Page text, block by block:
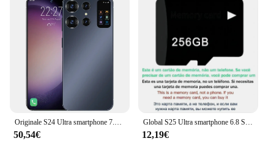
Originale S24 Ultra smartphone 7.0HD schermo 16G + 1T 7000Mah Android13 cellulare Dual Sim Face sbloccato 5G cellulare NFC
50,54€
Global S25 Ultra smartphone 6.8 Schermo HD 16G + 1T 6800mAh Android14 Celulare 5G Dual Sim Face Sbloccato Telefono cellulare originale
12,19€